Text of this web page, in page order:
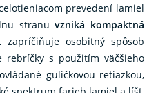
prevedení lamiel
stranu vzniká kompaktná
zapríčiňuje osobitný spôsob
s použitím väčšieho
guličkovou retiazkou,